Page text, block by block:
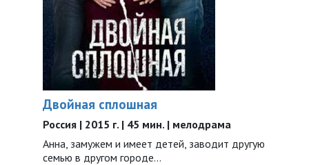
Двойная сплошная
Россия | 2015 г. | 45 мин. | мелодрама
Анна, замужем и имеет детей, заводит другую
семью в другом городе...